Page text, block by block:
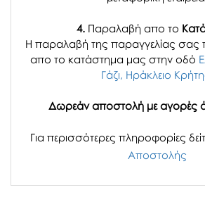
4. Παραλαβή απο το
H παραλαβή της παραγγελίας σας
απο το κατάστημα μας στην οδό
Γάζι, Ηράκλειο
Δωρεάν αποστολή με αγορές
Για περισσότερες πληροφορίες
Αποστολής